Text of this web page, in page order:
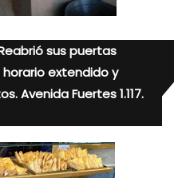
Reabrió sus puertas
horario extendido y
Avenida Fuertes 1.117.